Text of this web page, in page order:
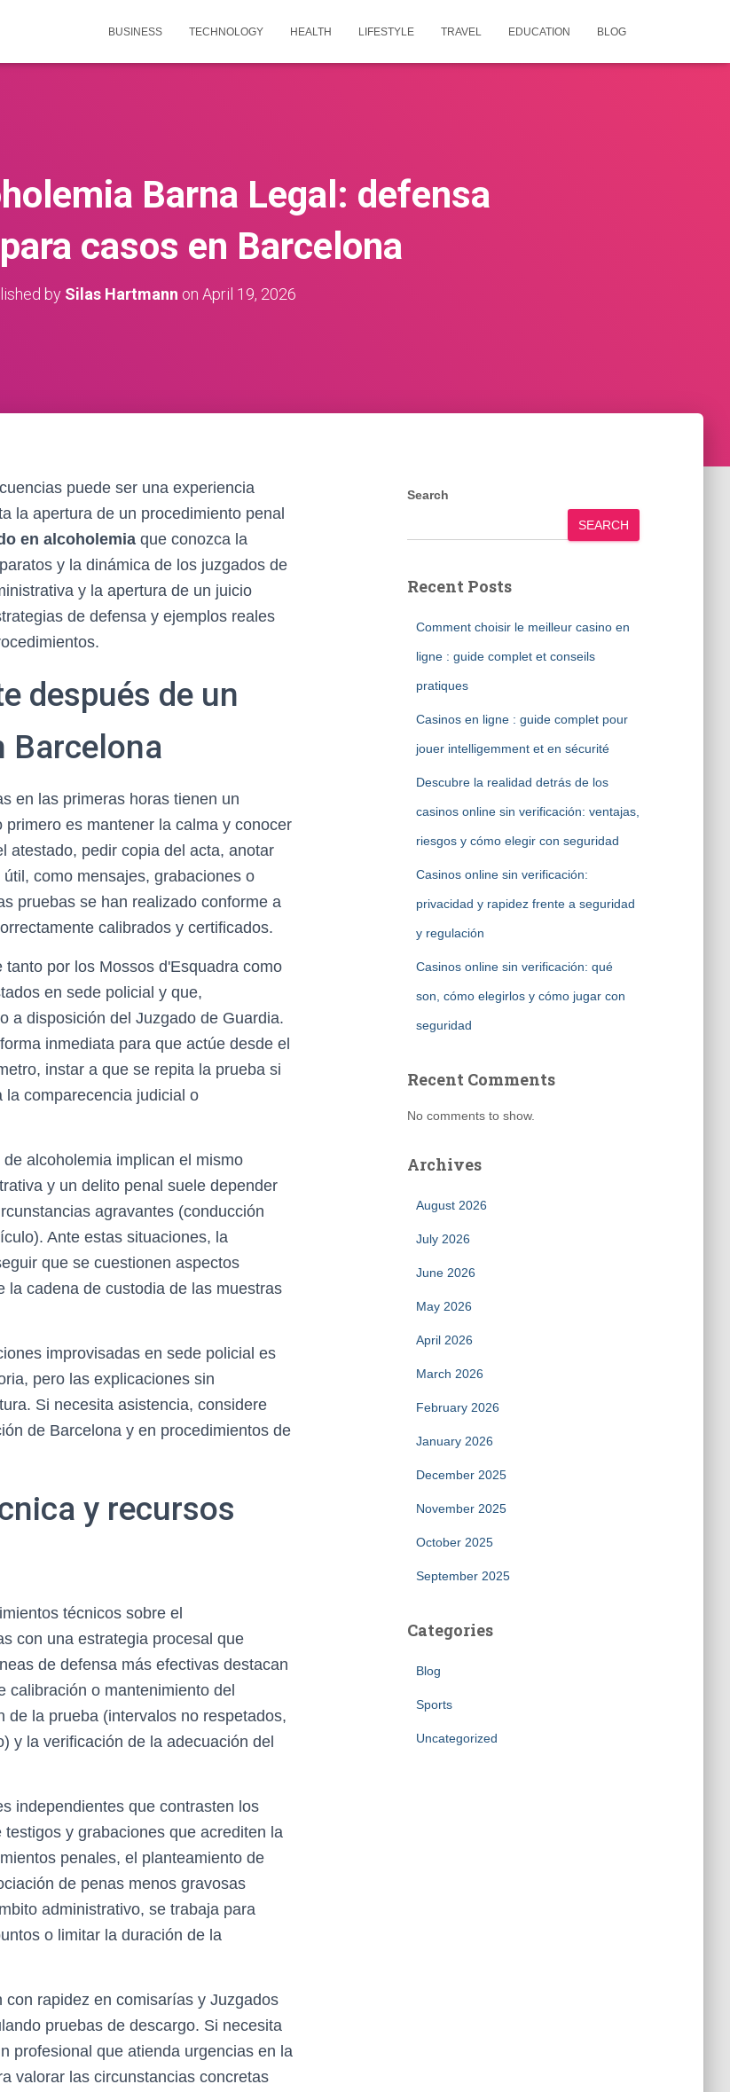
BUSINESS TECHNOLOGY HEALTH LIFESTYLE TRAVEL EDUCATION BLOG
Barna Legal: defensa
casos en Barcelona
by Silas Hartmann on April 19, 2026
puede ser una experiencia
la apertura de un procedimiento penal
en alcoholemia que conozca la
y la dinámica de los juzgados de
y la apertura de un juicio
de defensa y ejemplos reales
después de un
Barcelona
en las primeras horas tienen un
es mantener la calma y conocer
atestado, pedir copia del acta, anotar
como mensajes, grabaciones o
pruebas se han realizado conforme a
calibrados y certificados.
por los Mossos d'Esquadra como
en sede policial y que,
a disposición del Juzgado de Guardia.
inmediata para que actúe desde el
instar a que se repita la prueba si
comparecencia judicial o
alcoholemia implican el mismo
y un delito penal suele depender
agravantes (conducción
Ante estas situaciones, la
que se cuestionen aspectos
la cadena de custodia de las muestras
improvisadas en sede policial es
pero las explicaciones sin
Si necesita asistencia, considere
de Barcelona y en procedimientos de
y recursos
técnicos sobre el
con una estrategia procesal que
de defensa más efectivas destacan
calibración o mantenimiento del
la prueba (intervalos no respetados,
y la verificación de la adecuación del
independientes que contrasten los
y grabaciones que acrediten la
penales, el planteamiento de
de penas menos gravosas
administrativo, se trabaja para
o limitar la duración de la
rapidez en comisarías y Juzgados
pruebas de descargo. Si necesita
profesional que atienda urgencias en la
valorar las circunstancias concretas
Search
SEARCH
Recent Posts
Comment choisir le meilleur casino en
ligne : guide complet et conseils
pratiques
Casinos en ligne : guide complet pour
jouer intelligemment et en sécurité
Descubre la realidad detrás de los
casinos online sin verificación: ventajas,
riesgos y cómo elegir con seguridad
Casinos online sin verificación:
privacidad y rapidez frente a seguridad
y regulación
Casinos online sin verificación: qué
son, cómo elegirlos y cómo jugar con
seguridad
Recent Comments
No comments to show.
Archives
August 2026
July 2026
June 2026
May 2026
April 2026
March 2026
February 2026
January 2026
December 2025
November 2025
October 2025
September 2025
Categories
Blog
Sports
Uncategorized